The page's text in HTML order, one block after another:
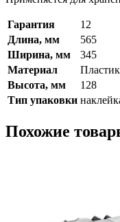
Гарантия
12
Длина, мм
565
Ширина, мм
345
Материал
Пластик
Высота, мм
128
Тип упаковки
Похожие